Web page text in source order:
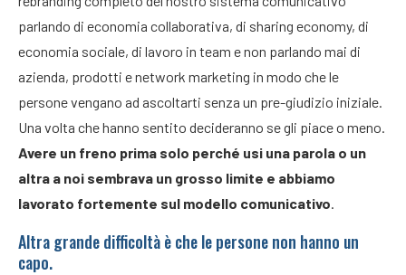
parlando di economia collaborativa, di sharing economy, di
economia sociale, di lavoro in team e non parlando mai di
azienda, prodotti e network marketing in modo che le
persone vengano ad ascoltarti senza un pre-giudizio iniziale.
Una volta che hanno sentito decideranno se gli piace o meno.
Avere un freno prima solo perché usi una parola o un
altra a noi sembrava un grosso limite e abbiamo
lavorato fortemente sul modello comunicativo.
Altra grande difficoltà è che le persone non hanno un
capo.